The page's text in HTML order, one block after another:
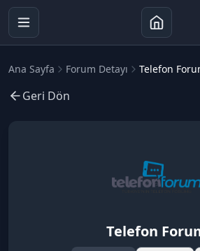
Ana Sayfa Forum Detayı Telefon
Geri Dön
Telefon